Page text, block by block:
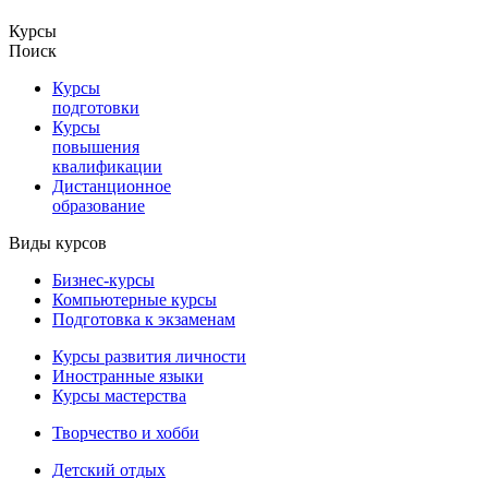
Курсы
Поиск
Курсы
подготовки
Курсы
повышения
квалификации
Дистанционное
образование
Виды курсов
Бизнес-курсы
Компьютерные курсы
Подготовка к экзаменам
Курсы развития личности
Иностранные языки
Курсы мастерства
Творчество и хобби
Детский отдых